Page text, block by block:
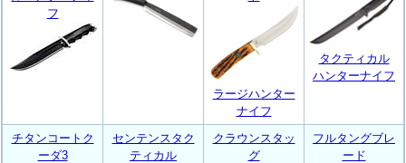
フ
ラージハンター
ナイフ
タクティカル
ハンターナイフ
チタンコートク
ーダ3
センテンスタク
ティカル
クラウンスタッ
グ
フルタングブレ
ード